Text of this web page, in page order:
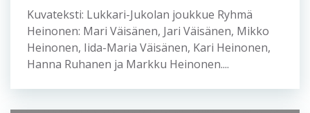
new/fi/j2022_ju/ Reittien piirto Venlojen viestin
ja Jukolan viestin radat löytyvät...